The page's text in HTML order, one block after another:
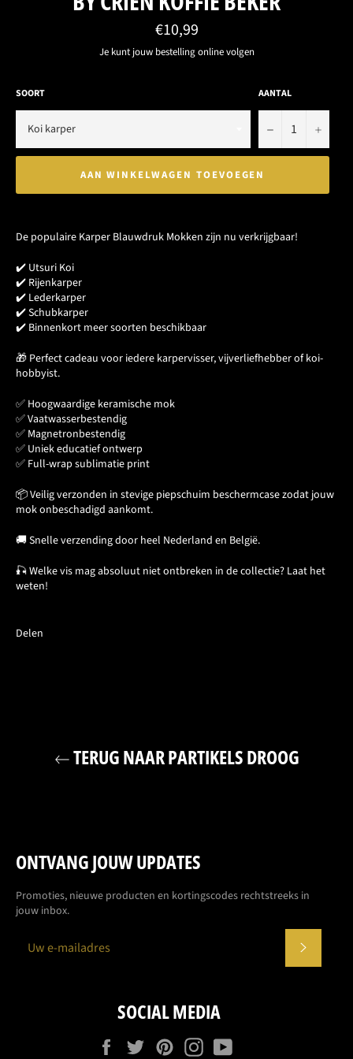
Normale
prijs
€10,99
Je kunt jouw bestelling online volgen
SOORT AANTAL
− +
AAN WINKELWAGEN TOEVOEGEN
De populaire Karper Blauwdruk Mokken zijn nu verkrijgbaar!
✔️ Utsuri Koi
✔️ Rijenkarper
✔️ Lederkarper
✔️ Schubkarper
✔️ Binnenkort meer soorten beschikbaar
🎁 Perfect cadeau voor iedere karpervisser, vijverliefhebber of koi-
hobbyist.
✅ Hoogwaardige keramische mok
✅ Vaatwasserbestendig
✅ Magnetronbestendig
✅ Uniek educatief ontwerp
✅ Full-wrap sublimatie print
📦Veilig verzonden in stevige piepschuim beschermcasezodat jouw
mok onbeschadigd aankomt.
🚚 Snelle verzending door heel Nederland en België.
🎣 Welke vis mag absoluut niet ontbreken in de collectie? Laat het
weten!
Delen
TERUG NAAR PARTIKELS DROOG
ONTVANG JOUW UPDATES
Promoties, nieuwe producten en kortingscodes rechtstreeks in
jouw inbox.
SOCIAL MEDIA
FacebookTwitterPinterestInstagram